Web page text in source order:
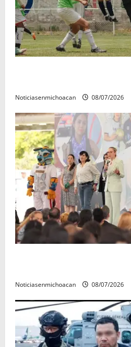
Noticiasenmichoacan 08/07/2026
Noticiasenmichoacan 08/07/2026